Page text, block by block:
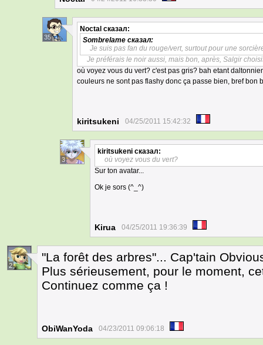
35
Noctal сказал:
Sombrelame сказал:
Je suis pas fan du rouge/vert, surtout pour une
Je préférais le noir aussi, mais bon, après, Salgir
où voyez vous du vert? c'est pas gris? bah etant
couleurs ne sont pas flashy donc ça passe bien, bref bon
kiritsukeni 04/25/2011 15:42:32
3
kiritsukeni сказал:
où voyez vous du vert?
Sur ton avatar...
Ok je sors (^_^)
Kirua 04/25/2011 19:36:39
2
"La forêt des arbres"... Cap'tain
Plus sérieusement, pour le moment,
Continuez comme ça !
ObiWanYoda 04/23/2011 09:06:18